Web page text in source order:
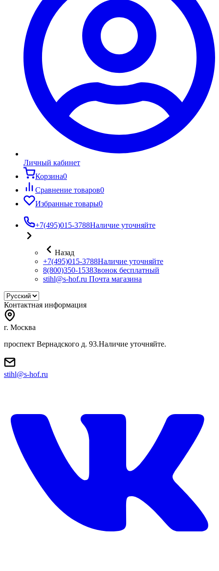
Личный кабинет
Корзина0
Сравнение товаров0
Избранные товары0
+7(495)015-3788Наличие уточняйте
Назад
+7(495)015-3788Наличие уточняйте
8(800)350-1538Звонок бесплатный
stihl@s-hof.ru Почта магазина
Контактная информация
г. Москва
проспект Вернадского д. 93.Наличие уточняйте.
stihl@s-hof.ru